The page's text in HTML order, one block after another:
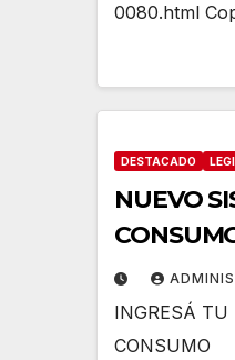
0080.html
DESTACADO
NUEVO
INGRESÁ TU
CONSUMO